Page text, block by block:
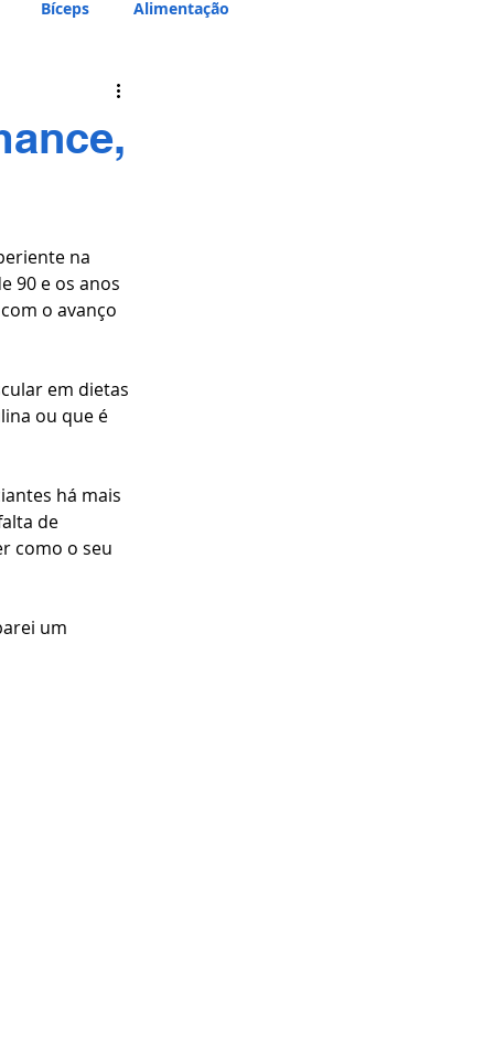
Bíceps Alimentação
na
90 e os anos
o avanço
em dietas
ou que é
há mais
de
como o seu
um